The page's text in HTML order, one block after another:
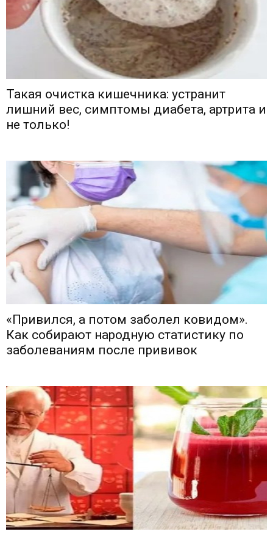
Такая очистка кишечника: устранит
лишний вес, симптомы диабета, артрита и
не только!
«Привился, а потом заболел ковидом».
Как собирают народную статистику по
заболеваниям после прививок